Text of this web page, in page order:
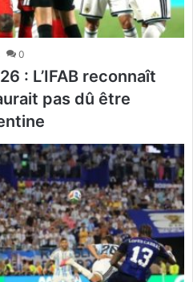
0
: L’IFAB reconnaît
pas dû être